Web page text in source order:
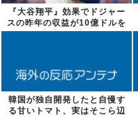
『大谷翔平』効果でドジャー
スの昨年の収益が10億ドルを
突破した事...
韓国が独自開発したと自慢す
る甘いトマト、実はそこら辺